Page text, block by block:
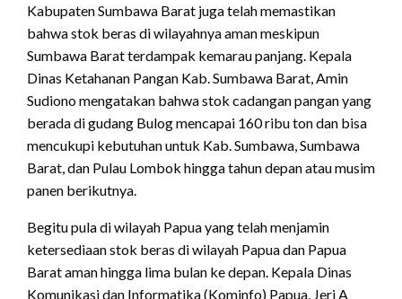
Kabupaten Sumbawa Barat juga telah memastikan
bahwa stok beras di wilayahnya aman meskipun
Sumbawa Barat terdampak kemarau panjang. Kepala
Dinas Ketahanan Pangan Kab. Sumbawa Barat, Amin
Sudiono mengatakan bahwa stok cadangan pangan yang
berada di gudang Bulog mencapai 160 ribu ton dan bisa
mencukupi kebutuhan untuk Kab. Sumbawa, Sumbawa
Barat, dan Pulau Lombok hingga tahun depan atau musim
panen berikutnya.
Begitu pula di wilayah Papua yang telah menjamin
ketersediaan stok beras di wilayah Papua dan Papua
Barat aman hingga lima bulan ke depan. Kepala Dinas
Komunikasi dan Informatika (Kominfo) Papua, Jeri A